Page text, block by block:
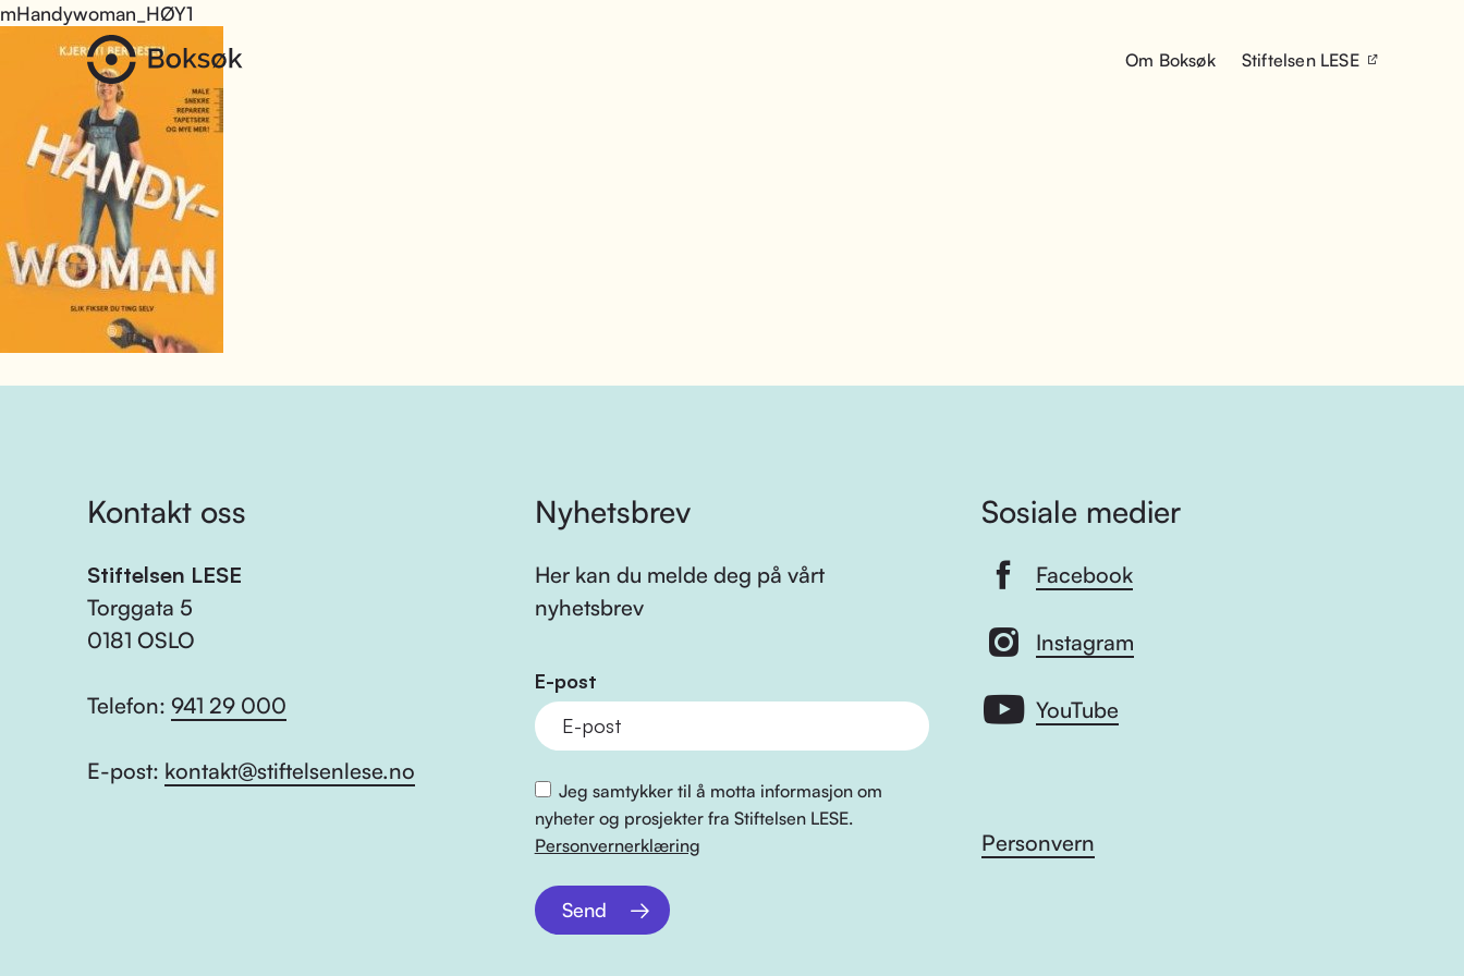
Om Boksøk Stiftelsen LESE
mHandywoman_HØY1
Kontakt oss
Stiftelsen LESE
Torggata 5
0181 OSLO
Telefon: 941 29 000
E-post: kontakt@stiftelsenlese.no
Nyhetsbrev
Her kan du melde deg på vårt
nyhetsbrev
E-post
Jeg samtykker til å motta informasjon om
nyheter og prosjekter fra Stiftelsen LESE.
Personvernerklæring
Send
Sosiale medier
Facebook
Instagram
YouTube
Personvern